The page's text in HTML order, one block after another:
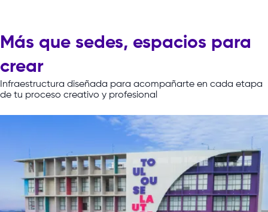
Más que sedes, espacios para
crear
Infraestructura diseñada para acompañarte en cada etapa
de tu proceso creativo y profesional